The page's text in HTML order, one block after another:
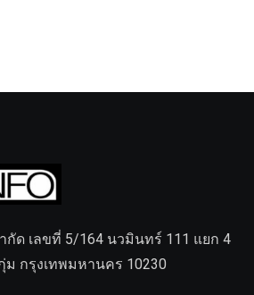
ด เลขที่ 5/164 นวมินทร์ 111 แยก 4
กรุงเทพมหานคร 10230